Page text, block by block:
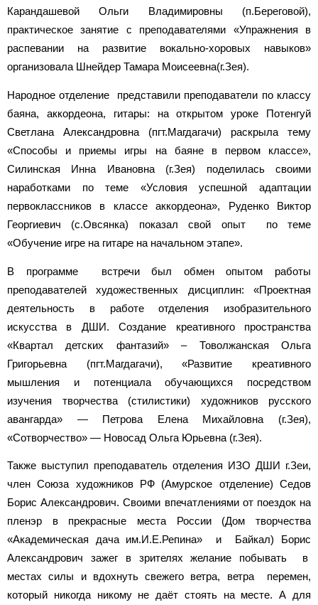
Карандашевой Ольги Владимировны (п.Береговой),
практическое занятие с преподавателями «Упражнения в
распевании на развитие вокально-хоровых навыков»
организовала Шнейдер Тамара Моисеевна(г.Зея).
Народное отделение представили преподаватели по классу
баяна, аккордеона, гитары: на открытом уроке Потенгуй
Светлана Александровна (пгт.Магдагачи) раскрыла тему
«Способы и приемы игры на баяне в первом классе»,
Силинская Инна Ивановна (г.Зея) поделилась своими
наработками по теме «Условия успешной адаптации
первоклассников в классе аккордеона», Руденко Виктор
Георгиевич (с.Овсянка) показал свой опыт по теме
«Обучение игре на гитаре на начальном этапе».
В программе встречи был обмен опытом работы
преподавателей художественных дисциплин: «Проектная
деятельность в работе отделения изобразительного
искусства в ДШИ. Создание креативного пространства
«Квартал детских фантазий» – Товолжанская Ольга
Григорьевна (пгт.Магдагачи), «Развитие креативного
мышления и потенциала обучающихся посредством
изучения творчества (стилистики) художников русского
авангарда» — Петрова Елена Михайловна (г.Зея),
«Сотворчество» — Новосад Ольга Юрьевна (г.Зея).
Также выступил преподаватель отделения ИЗО ДШИ г.Зеи,
член Союза художников РФ (Амурское отделение) Седов
Борис Александрович. Своими впечатлениями от поездок на
пленэр в прекрасные места России (Дом творчества
«Академическая дача им.И.Е.Репина» и Байкал) Борис
Александрович зажег в зрителях желание побывать в
местах силы и вдохнуть свежего ветра, ветра перемен,
который никогда никому не даёт стоять на месте. А для